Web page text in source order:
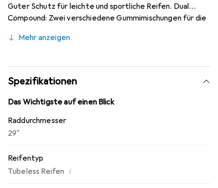
Guter Schutz für leichte und sportliche Reifen. Dual
Compound: Zwei verschiedene Gummimischungen für die
Damit wird vor allem die Beschaffenheit der Seitenwand
nur aus der gummierten Karkasse. E-Bike-25 Ready: Bei
normalen Pedelecs mit Tretunterstützung bis 25 km/h
schreibt der Gesetzgeber keine speziellen Reifen vor.
Doch auch bei diesen Rädern sind Belastungen und
Rädern, daher empfiehlt Schwalbe nur bestimmte Reifen
als "E-Bike ready 25".
Mehr anzeigen
Spezifikationen
Das Wichtigste auf einen Blick
Raddurchmesser
29"
Reifentyp
Tubeless Reifen i